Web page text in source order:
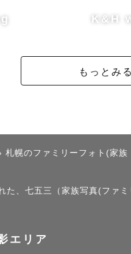
K&H
もっとみる
› 札幌のファミリーフォト(家族
、七五三（家族写真(ファミ
エリア